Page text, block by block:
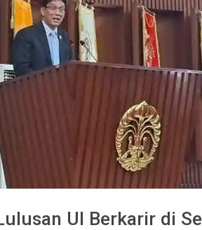
UI Berkarir di